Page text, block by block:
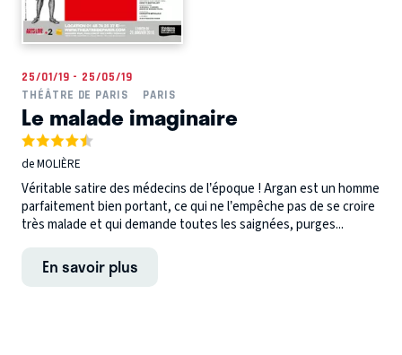
25/01/19 - 25/05/19
THÉÂTRE DE PARIS
PARIS
Le malade imaginaire
de MOLIÈRE
Véritable satire des médecins de l’époque ! Argan est un homme
parfaitement bien portant, ce qui ne l’empêche pas de se croire
très malade et qui demande toutes les saignées, purges...
En savoir plus